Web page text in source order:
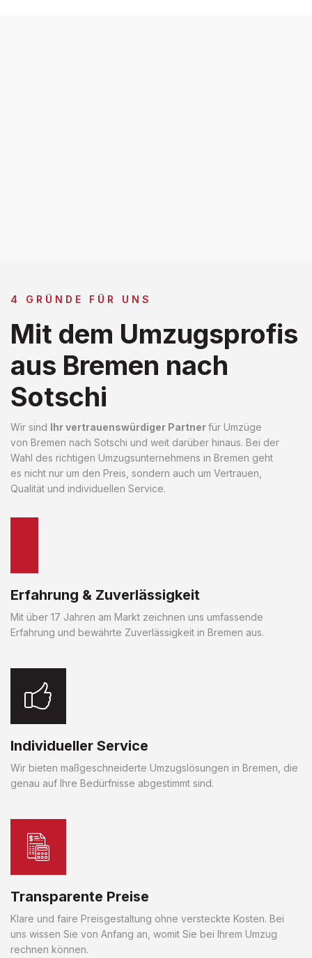
4 GRÜNDE FÜR UNS
Mit dem Umzugsprofis
aus Bremen nach
Sotschi
Wir sind Ihr vertrauenswürdiger Partnerfür Umzüge
von Bremen nach Sotschi und weit darüber hinaus. Bei der
Wahl des richtigen Umzugsunternehmens in Bremen geht
es nicht nur um den Preis, sondern auch um Vertrauen,
Qualität und individuellen Service.
Erfahrung & Zuverlässigkeit
Mit über 17 Jahren am Markt zeichnen uns umfassende
Erfahrung und bewährte Zuverlässigkeit in Bremen aus.
Individueller Service
Wir bieten maßgeschneiderte Umzugslösungen in Bremen, die
genau auf Ihre Bedürfnisse abgestimmt sind.
Transparente Preise
Klare und faire Preisgestaltung ohne versteckte Kosten. Bei
uns wissen Sie von Anfang an, womit Sie bei Ihrem Umzug
rechnen können.